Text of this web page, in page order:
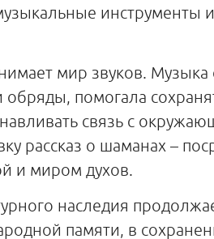
инструменты
мир звуков.
обряды, помогала
связь с
рассказ о шаманах –
и миром духов.
наследия
памяти, в